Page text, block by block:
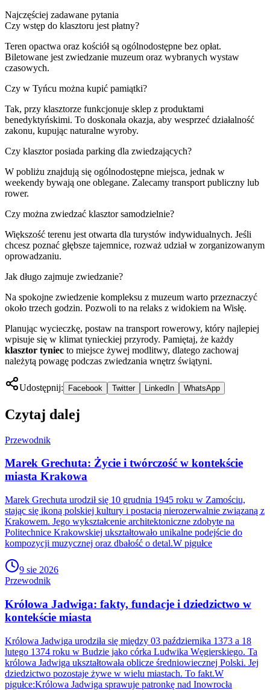
Najczęściej zadawane pytania
Czy wstęp do klasztoru jest płatny?
Teren opactwa oraz kościół są ogólnodostępne bez opłat.
Biletowane jest zwiedzanie muzeum oraz wybranych wystaw
czasowych.
Czy w Tyńcu można kupić pamiątki?
Tak, przy klasztorze funkcjonuje sklep z produktami
benedyktyńskimi. To doskonała okazja, aby wesprzeć działalność
zakonu, kupując naturalne wyroby.
Czy klasztor posiada parking dla zwiedzających?
W pobliżu znajdują się ogólnodostępne miejsca, jednak w
weekendy bywają one oblegane. Zalecamy transport publiczny lub
rower.
Czy można zwiedzać klasztor samodzielnie?
Większość terenu jest otwarta dla turystów indywidualnych. Jeśli
chcesz poznać głębsze tajemnice, rozważ udział w zorganizowanym
oprowadzaniu.
Jak długo zajmuje zwiedzanie?
Na spokojne zwiedzenie kompleksu z muzeum warto przeznaczyć
około trzech godzin. Pozwoli to na relaks z widokiem na Wisłę.
Planując wycieczkę, postaw na transport rowerowy, który najlepiej
wpisuje się w klimat tynieckiej przyrody. Pamiętaj, że każdy
klasztor tyniec to miejsce żywej modlitwy, dlatego zachowaj
należytą powagę podczas zwiedzania wnętrz świątyni.
Udostępnij: Facebook Twitter LinkedIn WhatsApp
Czytaj dalej
Przewodnik
Marek Grechuta: Życie i twórczość w kontekście
miasta Krakowa
Marek Grechuta urodził się 10 grudnia 1945 roku w Zamościu,
stając się ikoną polskiej kultury i postacią nierozerwalnie związaną z
Krakowem. Jego wykształcenie architektoniczne zdobyte na
Politechnice Krakowskiej ukształtowało unikalne podejście do
kompozycji muzycznej oraz dbałość o detal.W pigułce
9 sie 2026
Przewodnik
Królowa Jadwiga: fakty, fundacje i dziedzictwo w
kontekście miasta
Królowa Jadwiga urodziła się między 03 października 1373 a 18
lutego 1374 roku w Budzie jako córka Ludwika Węgierskiego. Ta
królowa Jadwiga ukształtowała oblicze średniowiecznej Polski. Jej
dziedzictwo pozostaje żywe w wielu miastach. To fakt.W
pigułce:Królowa Jadwiga sprawuje patronkę nad Inowrocła